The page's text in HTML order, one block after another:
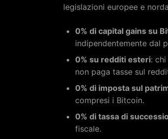
legislazioni europee e
0% di capital gains su
indipendentemente dal
0% su redditi esteri:
non paga tasse sul
0% di imposta sul
compresi i Bitcoin.
0% di tassa di
fiscale.